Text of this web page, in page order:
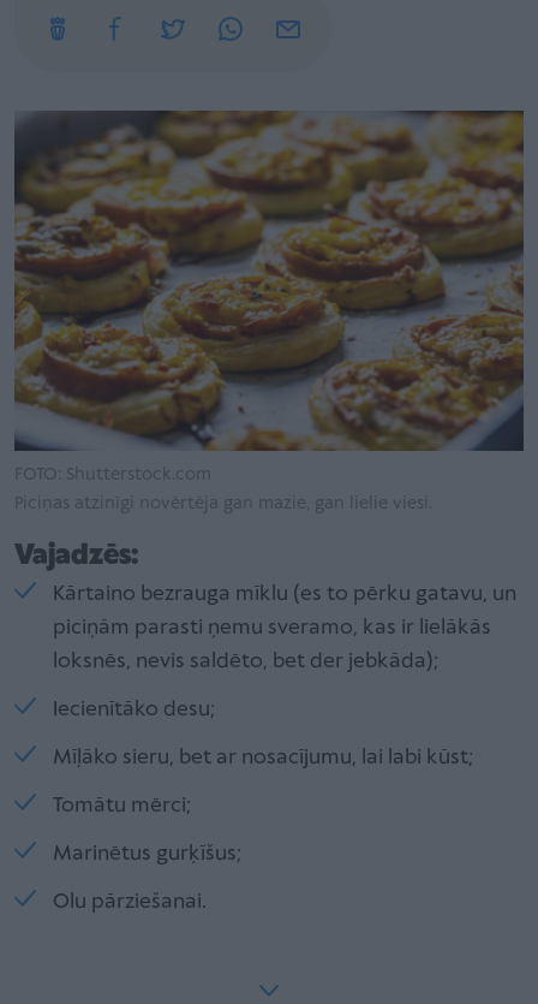
FOTO: Shutterstock.com
Piciņas atzinīgi novērtēja gan mazie, gan lielie viesi.
Vajadzēs:
Kārtaino bezrauga mīklu (es to pērku gatavu, un
piciņām parasti ņemu sveramo, kas ir lielākās
loksnēs, nevis saldēto, bet der jebkāda);
Iecienītāko desu;
Mīļāko sieru, bet ar nosacījumu, lai labi kūst;
Tomātu mērci;
Marinētus gurķīšus;
Olu pārziešanai.